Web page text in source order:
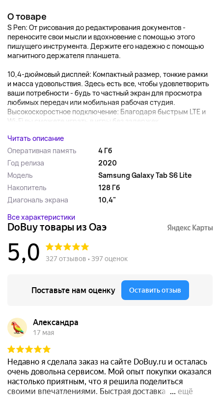
О товаре
S Pen: От рисования до редактирования документов -
переносите свои мысли и вдохновение с помощью этого
пишущего инструмента. Держите его надежно с помощью
магнитного держателя планшета.
10,4-дюймовый дисплей: Компактный размер, тонкие рамки
и масса удовольствия. Здесь есть все, чтобы удовлетворить
ваши потребности - будь то частный экран для просмотра
любимых передач или мобильная рабочая студия.
Высокоскоростное подключение: Благодаря быстрым LTE и
Wi-Fi вы сможете играть в игры без задержек...
Читать описание
Оперативная память
4 Гб
Год релиза
2020
Модель
Samsung Galaxy Tab S6 Lite
Накопитель
128 Гб
Диагональ экрана
10,4"
Все характеристики